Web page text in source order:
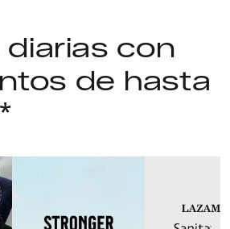
con
de hasta